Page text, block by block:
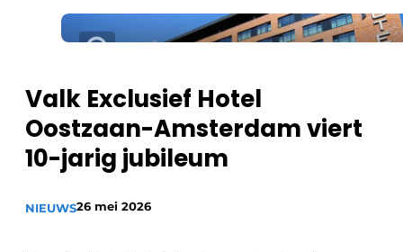
De Pen
Projecten
HR & Personeel
Housekeeping
Valk Exclusief Hotel
Oostzaan-Amsterdam viert
10-jarig jubileum
NIEUWS26 mei 2026